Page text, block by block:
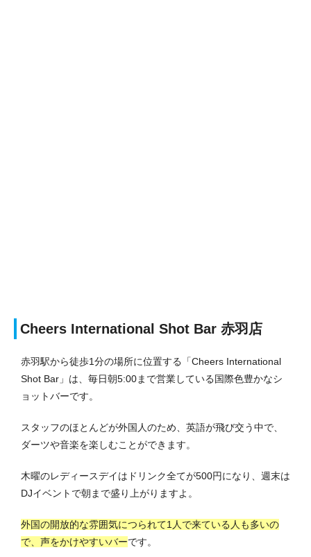
Cheers International Shot Bar 赤羽店
赤羽駅から徒歩1分の場所に位置する「Cheers International
Shot Bar」は、毎日朝5:00まで営業している国際色豊かなシ
ョットバーです。
スタッフのほとんどが外国人のため、英語が飛び交う中で、
ダーツや音楽を楽しむことができます。
木曜のレディースデイはドリンク全てが500円になり、週末は
DJイベントで朝まで盛り上がりますよ。
外国の開放的な雰囲気につられて1人で来ている人も多いの
で、声をかけやすいバーです。